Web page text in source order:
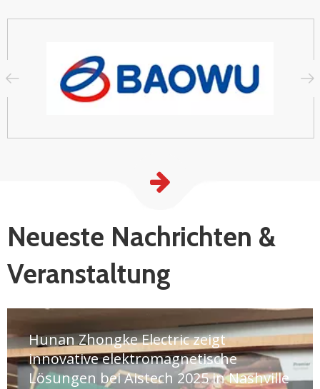
Neueste Nachrichten &
Veranstaltung
Hunan Zhongke Electric zeigt
innovative elektromagnetische
Lösungen bei Aistech 2025 in Nashville